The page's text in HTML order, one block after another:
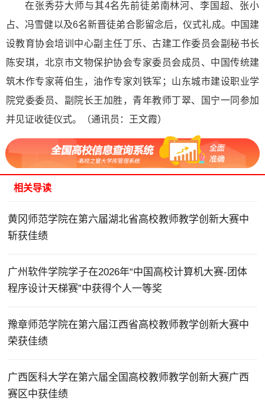
在张秀芬大师与其4名先前徒弟南林河、李国超、张小
占、冯雪健以及6名新晋徒弟合影留念后，仪式礼成。中国建
设教育协会培训中心副主任丁乐、古建工作委员会副秘书长
陈安琪，北京市文物保护协会专家委员会成员、中国传统建
筑木作专家蒋伯生，油作专家刘铁军；山东城市建设职业学
院党委委员、副院长王加胜，青年教师丁翠、国宁一同参加
并见证收徒仪式。（通讯员：王文霞）
相关导读
黄冈师范学院在第六届湖北省高校教师教学创新大赛中
斩获佳绩
广州软件学院学子在2026年“中国高校计算机大赛-团体
程序设计天梯赛”中获得个人一等奖
豫章师范学院在第六届江西省高校教师教学创新大赛中
荣获佳绩
广西医科大学在第六届全国高校教师教学创新大赛广西
赛区中获佳绩